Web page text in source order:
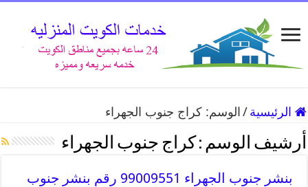
الرئيسية / الوسم:كراج جنوب الجهراء
أرشيف الوسم : كراج جنوب الجهراء
بنشر جنوب الجهراء 99009551 رقم بنشر جنوب